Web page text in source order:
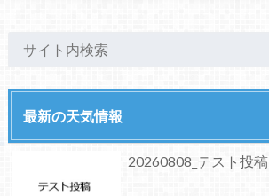
最新の天気情報
20260808_テスト投稿